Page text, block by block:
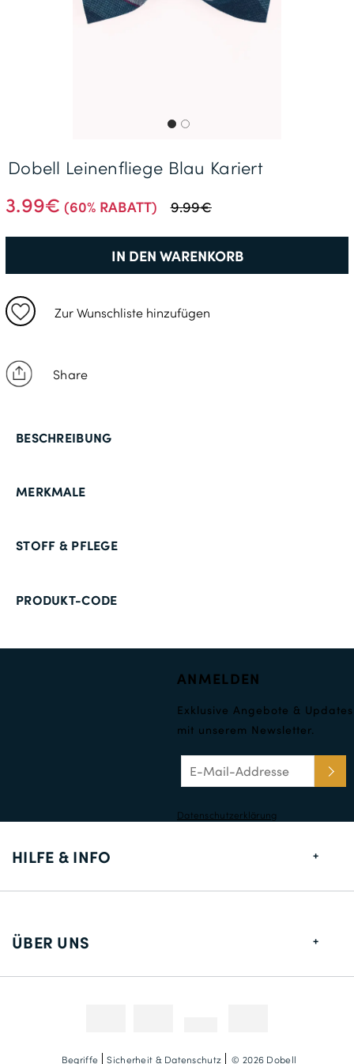
3.99€ (60% RABATT) 9.99€
IN DEN WARENKORB
Zur Wunschliste hinzufügen
Share
Dobell Leinenfliege Blau Kariert
MERKMALE
BESCHREIBUNG
STOFF & PFLEGE
PRODUKT-CODE
ANMELDEN
Exklusive Angebote & Updates
mit unserem Newsletter.
Datenschutzerklärung
HILFE & INFO
Lieferung
ÜBER UNS
Fotokredit
Begriffe Sicherheit & Datenschutz © 2026 Dobell